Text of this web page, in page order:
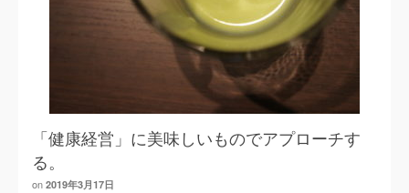
「健康経営」に美味しいものでアプローチす
る。
on 2019年3月17日